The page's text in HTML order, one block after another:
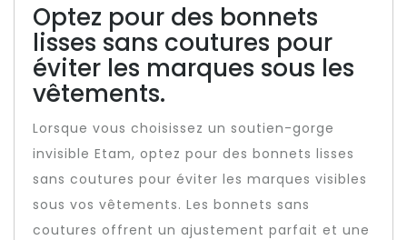
Optez pour des bonnets
lisses sans coutures pour
éviter les marques sous les
vêtements.
Lorsque vous choisissez un soutien-gorge
invisible Etam, optez pour des bonnets lisses
sans coutures pour éviter les marques visibles
sous vos vêtements. Les bonnets sans
coutures offrent un ajustement parfait et une